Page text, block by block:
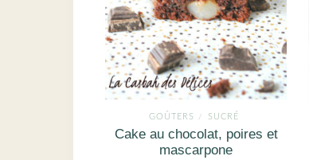
GOÛTERS / SUCRÉ
Cake au chocolat, poires et
mascarpone